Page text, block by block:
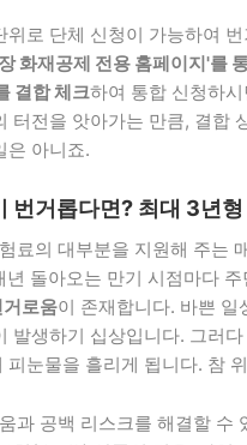
위로 단체 신청이 가능하여
화재공제 전용 홈페이지'를
결합 체크하여 통합 신청하
터전을 앗아가는 만큼, 결합
은 아니죠.
번거롭다면? 최대 3년
료의 대부분을 지원해 주는
돌아오는 만기 시점마다
거로움이 존재합니다. 바쁜 일
발생하기 십상입니다. 그러
피눈물을 흘리게 됩니다. 참
과 공백 리스크를 해결할 수